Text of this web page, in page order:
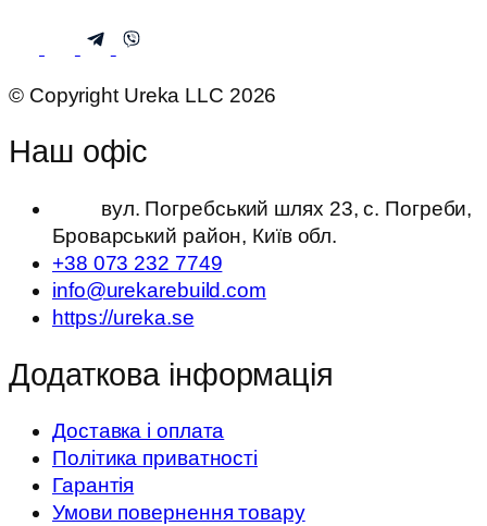
© Copyright Ureka LLC 2026
Наш офіс
вул. Погребський шлях 23, с. Погреби,
Броварський район, Київ обл.
+38 073 232 7749
info@urekarebuild.com
https://ureka.se
Додаткова інформація
Доставка і оплата
Політика приватності
Гарантія
Умови повернення товару